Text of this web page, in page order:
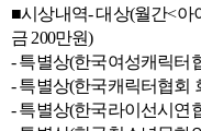
■시상내역- 대상(월간<아
금 200만원)
- 특별상(한국여성캐릭터
- 특별상(한국캐릭터협회
- 특별상(한국라이선시연